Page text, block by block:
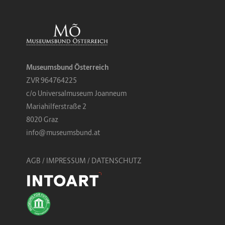
Museumsbund Österreich
ZVR 964764225
c/o Universalmuseum Joanneum
Mariahilferstraße 2
8020 Graz
info@museumsbund.at
AGB / IMPRESSUM / DATENSCHUTZ